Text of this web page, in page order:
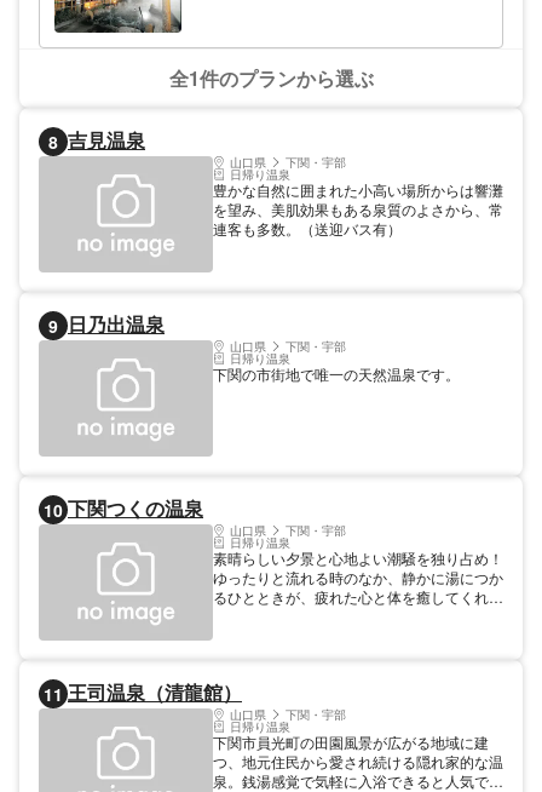
全1件のプランから選ぶ
8 吉見温泉
山口県 下関・宇部
日帰り温泉
豊かな自然に囲まれた小高い場所からは響灘
を望み、美肌効果もある泉質のよさから、常
連客も多数。（送迎バス有）
9 日乃出温泉
山口県 下関・宇部
日帰り温泉
下関の市街地で唯一の天然温泉です。
10 下関つくの温泉
山口県 下関・宇部
日帰り温泉
素晴らしい夕景と心地よい潮騒を独り占め！
ゆったりと流れる時のなか、静かに湯につか
るひとときが、疲れた心と体を癒してくれま
11 王司温泉（清龍館）
山口県 下関・宇部
日帰り温泉
下関市員光町の田園風景が広がる地域に建
つ、地元住民から愛され続ける隠れ家的な温
泉。銭湯感覚で気軽に入浴できると人気で